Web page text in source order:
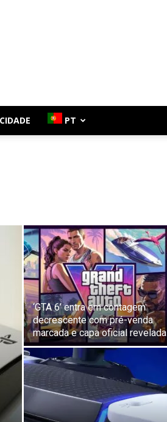
PT
‘GTA 6’ entra em contagem
decrescente com pré-venda
marcada e capa oficial revelada